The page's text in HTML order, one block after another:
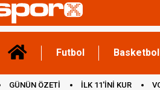
Futbol Basketbol
GÜNÜN ÖZETİ İLK 11'İNİ KUR